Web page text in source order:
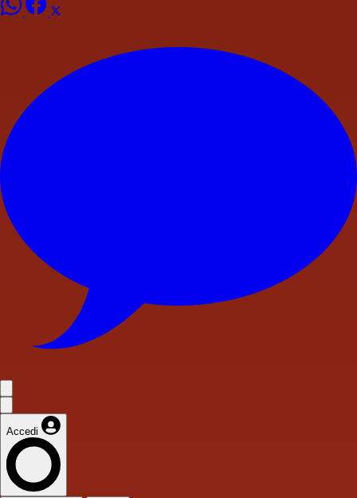
Accedi